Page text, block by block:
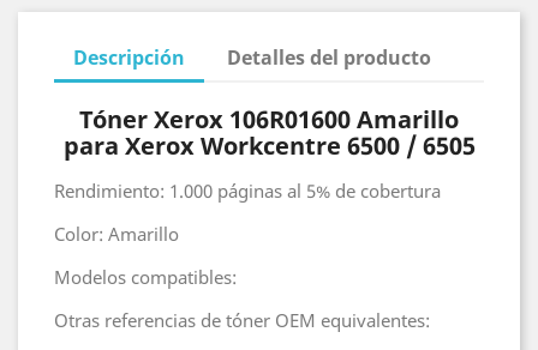
Descripción Detalles del producto
Tóner Xerox 106R01600 Amarillo
para Xerox Workcentre 6500 / 6505
Rendimiento: 1.000 páginas al 5% de cobertura
Color: Amarillo
Modelos compatibles:
Otras referencias de tóner OEM equivalentes: